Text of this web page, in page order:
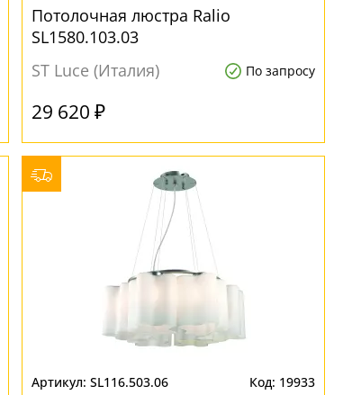
Потолочная люстра Ralio
SL1580.103.03
ST Luce (Италия)
По запросу
29 620 ₽
SL116.503.06 19933